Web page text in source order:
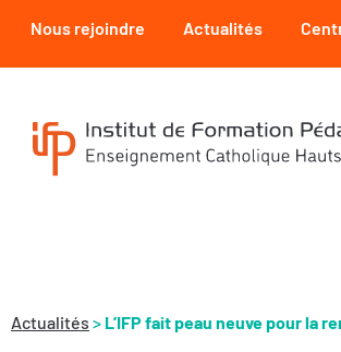
Nous rejoindre Actualités
Actualités > L’IFP fait peau neuve pour la